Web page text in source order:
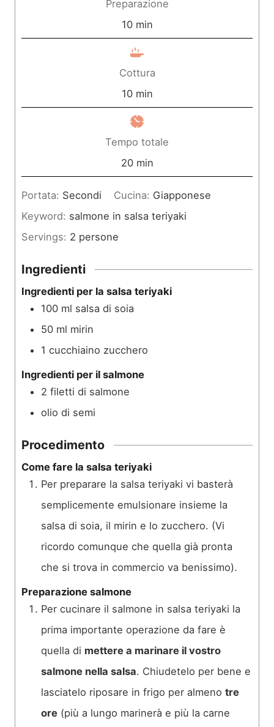
Preparazione
10m
t
i
min
Cottura
10m
i
t
i
min
Tempo totale
20m
i
min
Portata: Secondi Cucina: Giapponese
Keyword: salmone in salsa teriyaki
Servings: 2 persone
Ingredienti
Ingredienti per la salsa teriyaki
100 ml salsa di soia
50 ml mirin
1 cucchiaino zucchero
Ingredienti per il salmone
2 filetti di salmone
olio di semi
Procedimento
Come fare la salsa teriyaki
Per preparare la salsa teriyaki vi basterà
semplicemente emulsionare insieme la
salsa di soia, il mirin e lo zucchero. (Vi
ricordo comunque che quella già pronta
che si trova in commercio va benissimo).
Preparazione salmone
Per cucinare il salmone in salsa teriyaki la
prima importante operazione da fare è
quella di mettere a marinare il vostro
salmone nella salsa. Chiudetelo per bene e
lasciatelo riposare in frigo per almeno tre
ore (più a lungo marinerà e più la carne